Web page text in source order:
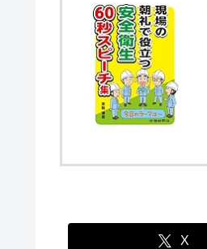
X